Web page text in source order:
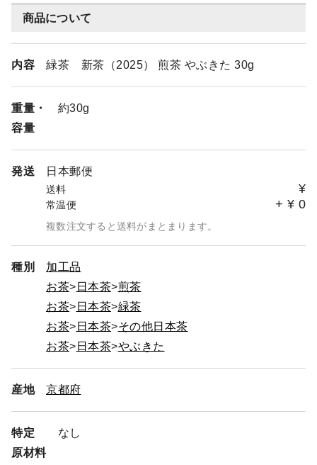
商品について
内容 緑茶 新茶（2025） 煎茶 やぶきた 30g
重量・
容量
約30g
発送 日本郵便
送料 ¥
常温便 + ¥ 0
複数注文すると送料がまとまります。
種別
加工品
お茶
日本茶 煎茶
お茶
日本茶 緑茶
お茶
日本茶
その他日本茶
お茶
日本茶 やぶきた
産地 京都府
特定
原材料
なし